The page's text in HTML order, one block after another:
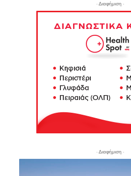
- Διαφήμιση -
- Διαφήμιση -